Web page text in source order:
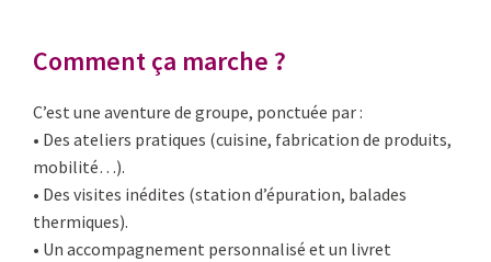
Comment ça marche ?
C’est une aventure de groupe, ponctuée par :
• Des ateliers pratiques (cuisine, fabrication de produits,
mobilité…).
• Des visites inédites (station d’épuration, balades
thermiques).
• Un accompagnement personnalisé et un livret